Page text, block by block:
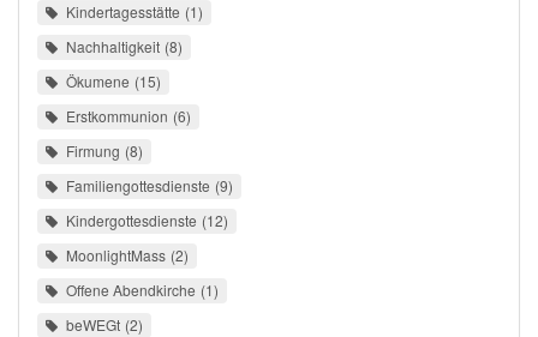
Kindertagesstätte 1
Nachhaltigkeit 8
Ökumene 15
Erstkommunion 6
Firmung 8
Familiengottesdienste 9
Kindergottesdienste 12
MoonlightMass 2
Offene Abendkirche 1
beWEGt 2